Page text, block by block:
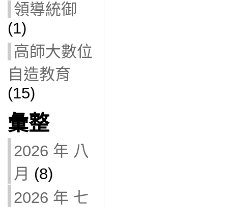
領導統御
(1)
高師大數位
自造教育
(15)
彙整
2026 年 八
月 (8)
2026 年 七